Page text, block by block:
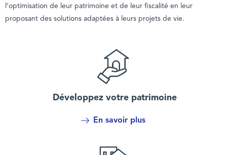
l’optimisation de leur patrimoine et de leur fiscalité en leur
proposant des solutions adaptées à leurs projets de vie.
Développez votre patrimoine
En savoir plus